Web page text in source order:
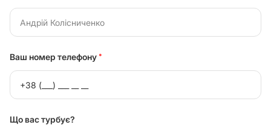
Ваш номер телефону *
Що вас турбує?